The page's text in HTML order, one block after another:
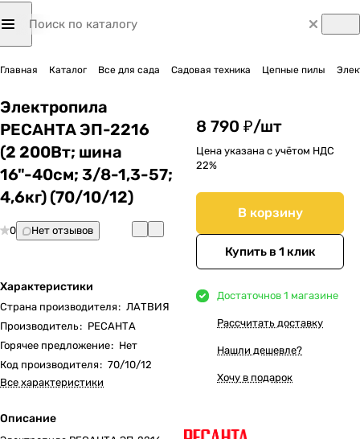
Главная Каталог Все для сада Садовая техника Цепные пилы
Электропила
РЕСАНТА ЭП-2216
(2 200Вт; шина
16"-40см; 3/8-1,3-57;
4,6кг) (70/10/12)
0 Нет отзывов
Характеристики
Страна производителя: ЛАТВИЯ
Производитель: РЕСАНТА
Горячее предложение: Нет
Код производителя: 70/10/12
Все характеристики
Описание
8 790 ₽/шт
Цена указана с учётом НДС
22%
В корзину
Купить в 1 клик
Достаточнов 1 магазине
Рассчитать доставку
Нашли дешевле?
Хочу в подарок